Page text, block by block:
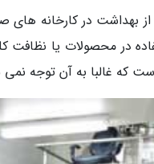
بهداشت در کارخانه
در محصولات یا
که غالبا به آن توجه